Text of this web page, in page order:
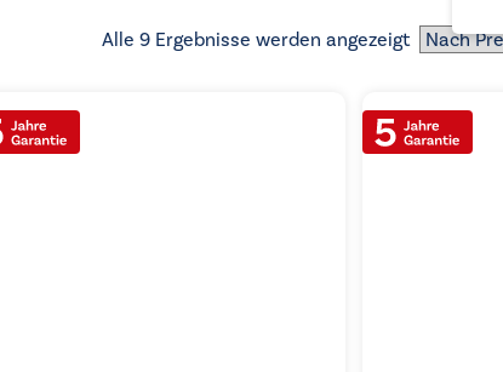
Alle 9 Ergebnisse werden angezeigtNach
aufsteigend